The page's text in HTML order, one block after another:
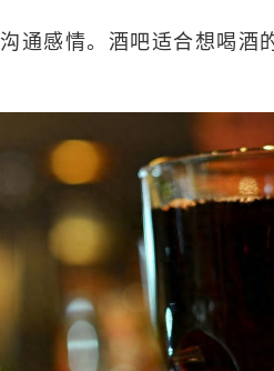
通感情。酒吧适合想喝酒